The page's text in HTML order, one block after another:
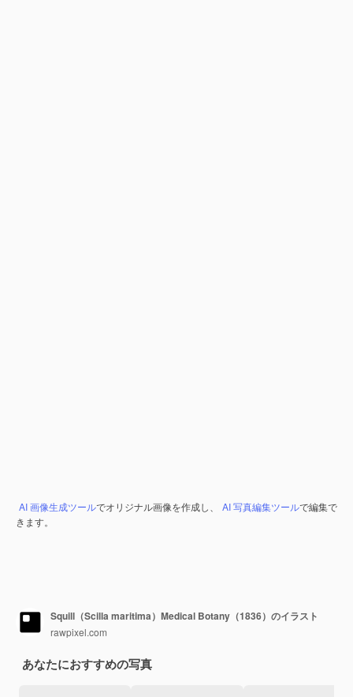
AI 画像生成ツールでオリジナル画像を作成し、 AI 写真編集ツールで編集で
きます。
Squill（Scilla maritima）Medical Botany（1836）のイラスト
rawpixel.com
あなたにおすすめの写真